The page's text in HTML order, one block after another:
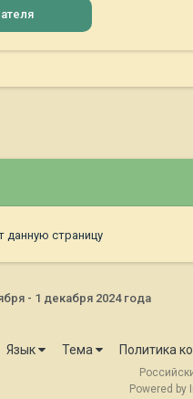
данную страницу
- 1 декабря 2024 года
Язык Тема Политика
Powered by